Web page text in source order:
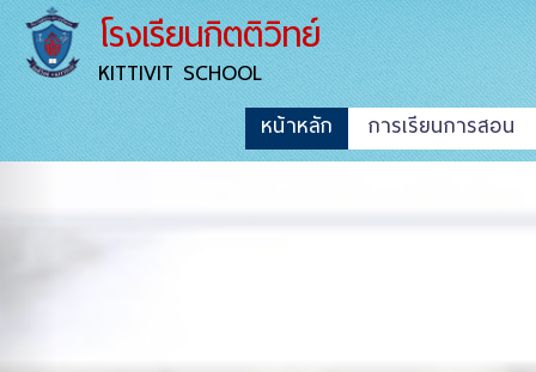
โรงเรียนกิตติวิทย์
KITTIVIT SCHOOL
หน้าหลัก การเรียนการสอน